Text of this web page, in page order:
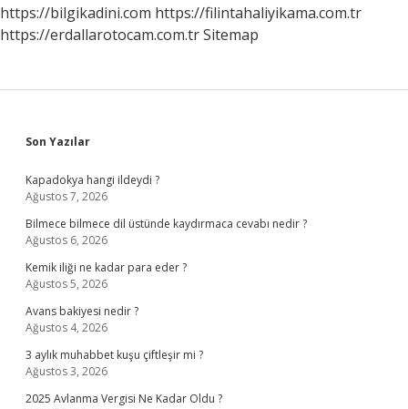
https://bilgikadini.com https://filintahaliyikama.com.tr
https://erdallarotocam.com.trSitemap
Sidebar
Son Yazılar
Kapadokya hangi ildeydi ?
Ağustos 7, 2026
Bilmece bilmece dil üstünde kaydırmaca cevabı nedir ?
Ağustos 6, 2026
Kemik iliği ne kadar para eder ?
Ağustos 5, 2026
Avans bakiyesi nedir ?
Ağustos 4, 2026
3 aylık muhabbet kuşu çiftleşir mi ?
Ağustos 3, 2026
2025 Avlanma Vergisi Ne Kadar Oldu ?